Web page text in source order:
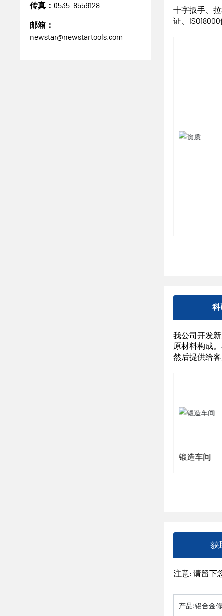
传真： 0535-8559128
邮箱：
newstar@newstartools.com
十字扳手、
证、
科
我公司开发
原材料构成
然后提供给
锻造车间
获
注意: 请留下
产品:铝合金